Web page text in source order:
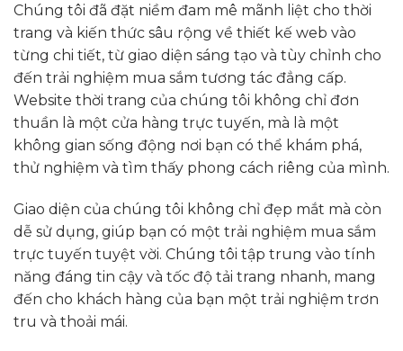
Chúng tôi đã đặt niềm đam mê mãnh liệt cho thời
trang và kiến thức sâu rộng về thiết kế web vào
từng chi tiết, từ giao diện sáng tạo và tùy chỉnh cho
đến trải nghiệm mua sắm tương tác đẳng cấp.
Website thời trang của chúng tôi không chỉ đơn
thuần là một cửa hàng trực tuyến, mà là một
không gian sống động nơi bạn có thể khám phá,
thử nghiệm và tìm thấy phong cách riêng của mình.
Giao diện của chúng tôi không chỉ đẹp mắt mà còn
dễ sử dụng, giúp bạn có một trải nghiệm mua sắm
trực tuyến tuyệt vời. Chúng tôi tập trung vào tính
năng đáng tin cậy và tốc độ tải trang nhanh, mang
đến cho khách hàng của bạn một trải nghiệm trơn
tru và thoải mái.